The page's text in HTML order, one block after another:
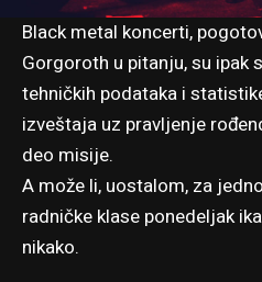
Black metal koncerti,
Gorgoroth u pitanju, su ipak
tehničkih podataka i
izveštaja uz pravljenje
deo misije.
A može li, uostalom, za
radničke klase ponedeljak
nikako.